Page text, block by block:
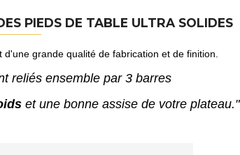
PIEDS DE TABLE ULTRA SOLIDES
grande qualité de fabrication et de finition.
reliés ensemble par 3 barres
et une bonne assise de votre plateau."